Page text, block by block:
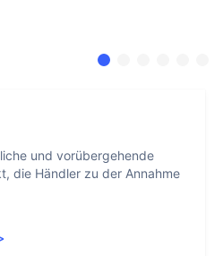
und vorübergehende
die Händler zu der Annahme